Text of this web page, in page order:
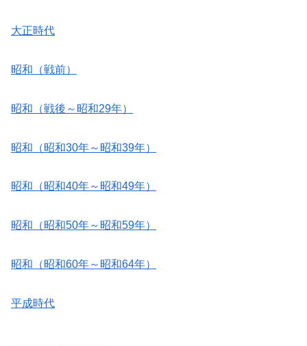
大正時代
昭和（戦前）
昭和（戦後～昭和29年）
昭和（昭和30年～昭和39年）
昭和（昭和40年～昭和49年）
昭和（昭和50年～昭和59年）
昭和（昭和60年～昭和64年）
平成時代